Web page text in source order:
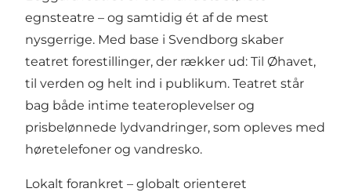
egnsteatre – og samtidig ét af de mest
nysgerrige. Med base i Svendborg skaber
teatret forestillinger, der rækker ud: Til Øhavet,
til verden og helt ind i publikum. Teatret står
bag både intime teateroplevelser og
prisbelønnede lydvandringer, som opleves med
høretelefoner og vandresko.
Lokalt forankret – globalt orienteret